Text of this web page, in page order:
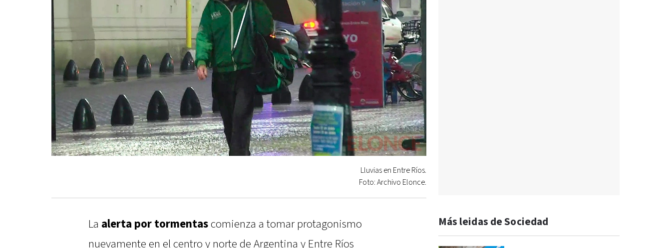
Lluvias en Entre Ríos.
Foto: Archivo Elonce.
La alerta por tormentascomienza a tomar protagonismo
nuevamente en el centro y norte de Argentina y Entre Ríos
Más leidas de Sociedad